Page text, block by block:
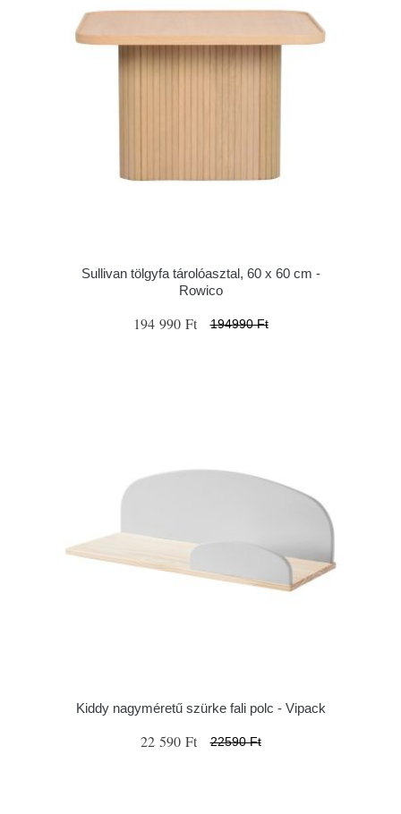
Sullivan tölgyfa tárolóasztal, 60 x 60 cm -
Rowico
194 990 Ft 194990 Ft
Kiddy nagyméretű szürke fali polc - Vipack
22 590 Ft 22590 Ft